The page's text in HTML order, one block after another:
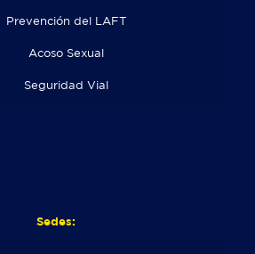
Prevención del LAFT
Acoso Sexual
Seguridad Vial
Sedes: